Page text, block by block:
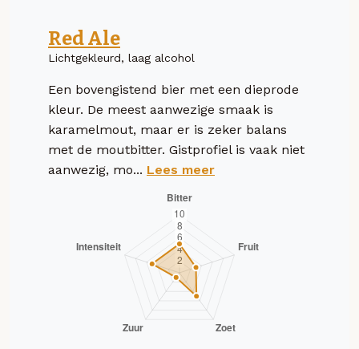
Red Ale
Lichtgekleurd, laag alcohol
Een bovengistend bier met een dieprode
kleur. De meest aanwezige smaak is
karamelmout, maar er is zeker balans
met de moutbitter. Gistprofiel is vaak niet
aanwezig, mo... Lees meer